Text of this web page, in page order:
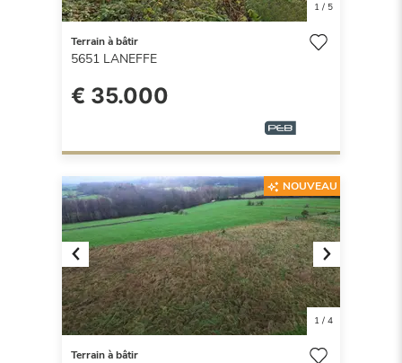
1/ 5
Terrain à bâtir
5651 LANEFFE
€ 35.000
Previous Next
1/ 4
NOUVEAU
Terrain à bâtir